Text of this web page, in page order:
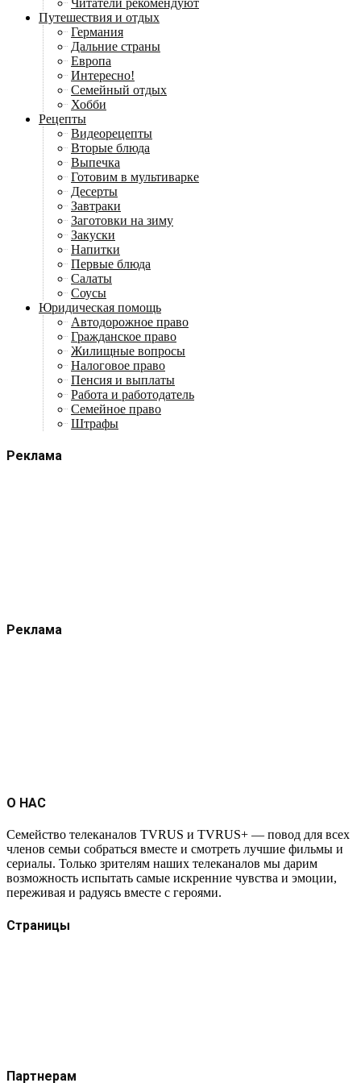
Путешествия и отдых
Германия
Дальние страны
Европа
Интересно!
Семейный отдых
Хобби
Рецепты
Видеорецепты
Вторые блюда
Выпечка
Готовим в мультиварке
Десерты
Завтраки
Заготовки на зиму
Закуски
Напитки
Первые блюда
Салаты
Соусы
Юридическая помощь
Автодорожное право
Гражданское право
Жилищные вопросы
Налоговое право
Пенсия и выплаты
Работа и работодатель
Семейное право
Штрафы
Реклама
Реклама
О НАС
Семейство телеканалов TVRUS и TVRUS+ — повод для всех
членов семьи собраться вместе и смотреть лучшие фильмы и
сериалы. Только зрителям наших телеканалов мы дарим
возможность испытать самые искренние чувства и эмоции,
переживая и радуясь вместе с героями.
Страницы
Партнерам